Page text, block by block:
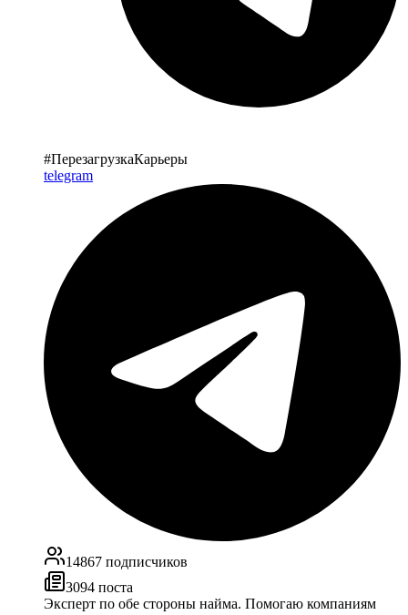
#ПерезагрузкаКарьеры
telegram
14867 подписчиков
3094 поста
Эксперт по обе стороны найма. Помогаю компаниям